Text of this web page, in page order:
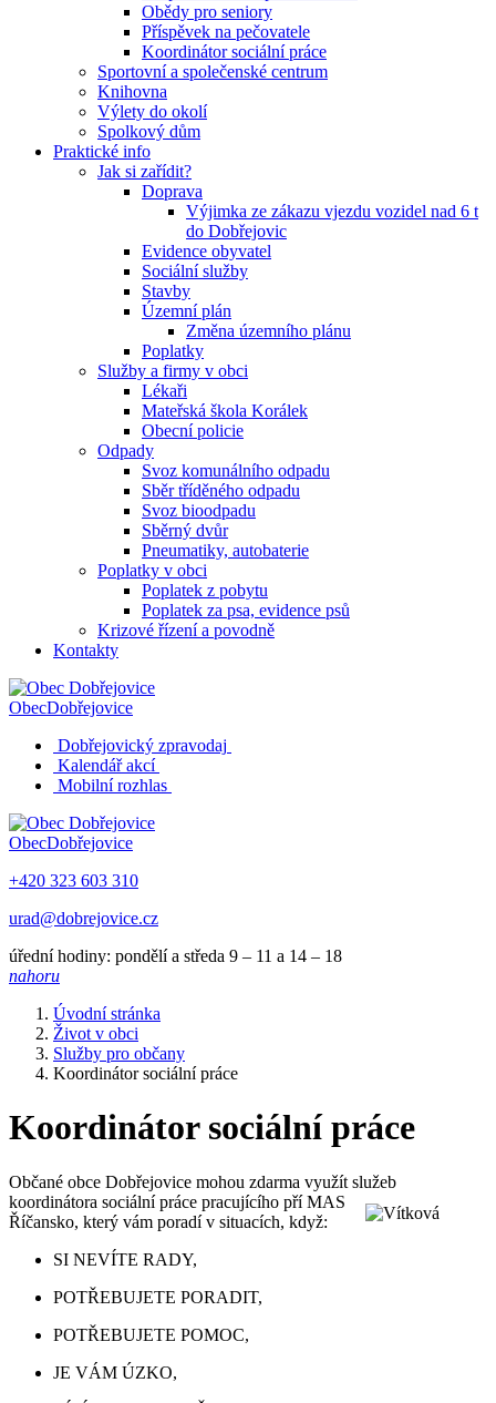
Obědy pro seniory
Příspěvek na pečovatele
Koordinátor sociální práce
Sportovní a společenské centrum
Knihovna
Výlety do okolí
Spolkový dům
Praktické info
Jak si zařídit?
Doprava
Výjimka ze zákazu vjezdu vozidel nad 6 t
do Dobřejovic
Evidence obyvatel
Sociální služby
Stavby
Územní plán
Změna územního plánu
Poplatky
Služby a firmy v obci
Lékaři
Mateřská škola Korálek
Obecní policie
Odpady
Svoz komunálního odpadu
Sběr tříděného odpadu
Svoz bioodpadu
Sběrný dvůr
Pneumatiky, autobaterie
Poplatky v obci
Poplatek z pobytu
Poplatek za psa, evidence psů
Krizové řízení a povodně
Kontakty
ObecDobřejovice
Dobřejovický zpravodaj
Kalendář akcí
Mobilní rozhlas
ObecDobřejovice
+420 323 603 310
urad@dobrejovice.cz
úřední hodiny: pondělí a středa 9 – 11 a 14 – 18
nahoru
Úvodní stránka
Život v obci
Služby pro občany
Koordinátor sociální práce
Koordinátor sociální práce
Občané obce Dobřejovice mohou zdarma využít služeb
koordinátora sociálnípráce pracujícího pří MAS
Říčansko, který vám poradí v situacích, když:
SI NEVÍTE RADY,
POTŘEBUJETE PORADIT,
POTŘEBUJETE POMOC,
JE VÁM ÚZKO,